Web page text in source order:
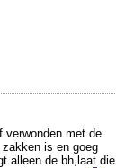
verwonden met de
is en goeg
alleen de bh,laat die